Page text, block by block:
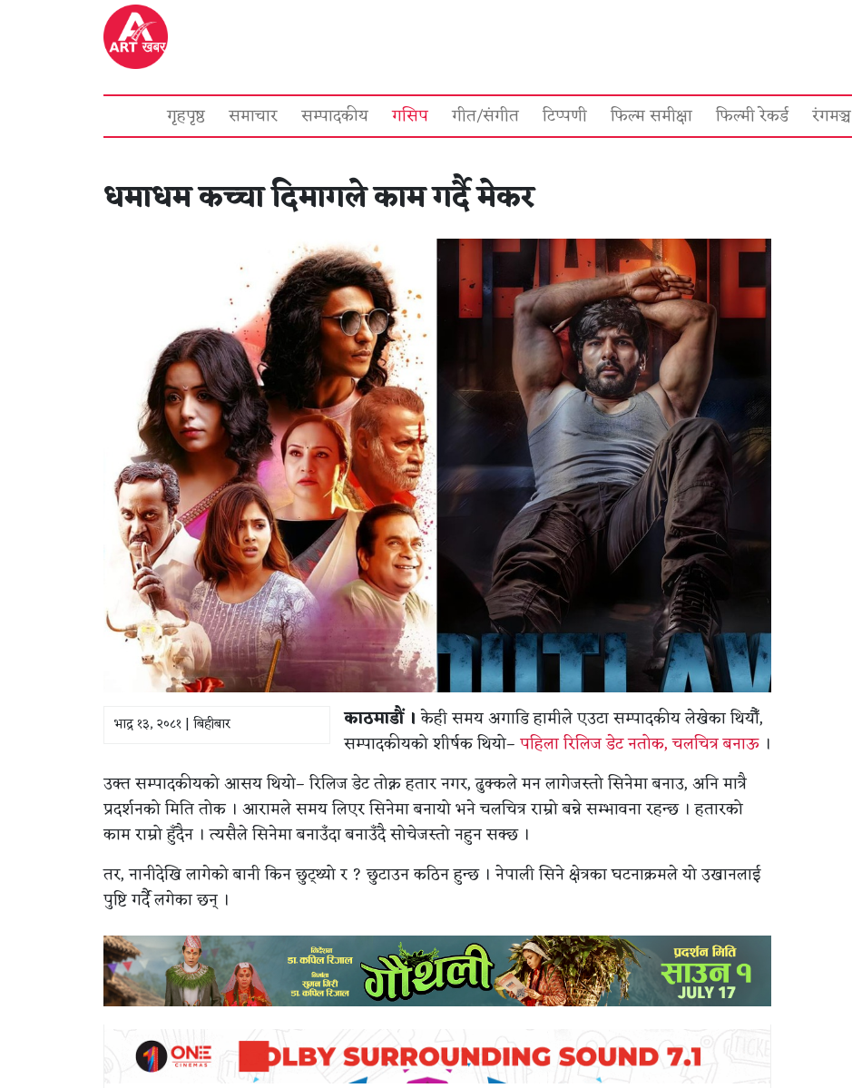
गृहपृष्ठ समाचार सम्पादकीय गसिप गीत/संगीत टिप्पणी फिल्म समीक्षा फिल्मी रेकर्ड रंगमञ्च
धमाधम कच्चा दिमागले काम गर्दै मेकर
भाद्र १३, २०८१ | बिहीबार काठमाडौं ।केही समय अगाडि हामीले एउटा सम्पादकीय लेखेका थियौँ,
सम्पादकीयको शीर्षक थियो–पहिला रिलिज डेट नतोक, चलचित्र बनाऊ ।
उक्त सम्पादकीयको आसय थियो– रिलिज डेट तोक्न हतार नगर, ढुक्कले मन लागेजस्तो सिनेमा बनाउ, अनि मात्रै
प्रदर्शनको मिति तोक । आरामले समय लिएर सिनेमा बनायो भने चलचित्र राम्रो बन्ने सम्भावना रहन्छ । हतारको
काम राम्रो हुँदैन । त्यसैले सिनेमा बनाउँदा बनाउँदै सोचेजस्तो नहुन सक्छ ।
तर, नानीदेखि लागेको बानी किन छुट्थ्यो र ? छुटाउन कठिन हुन्छ । नेपाली सिने क्षेत्रका घटनाक्रमले यो उखानलाई
पुष्टि गर्दै लगेका छन् ।